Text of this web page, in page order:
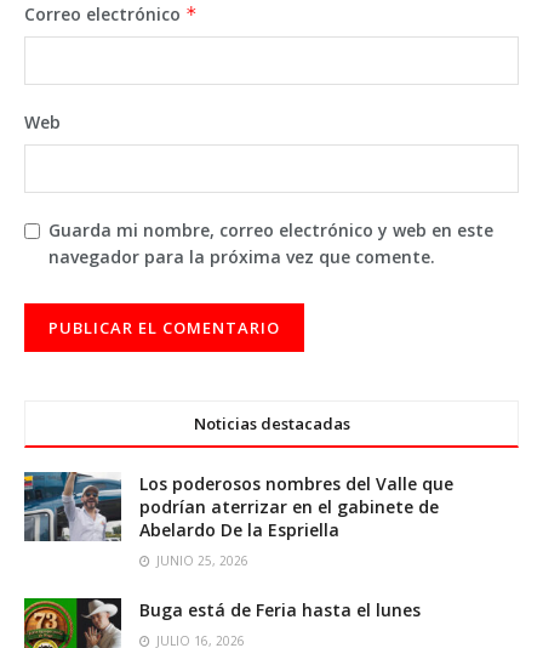
Correo electrónico *
Web
Guarda mi nombre, correo electrónico y web en este
navegador para la próxima vez que comente.
Noticias destacadas
Los poderosos nombres del Valle que
podrían aterrizar en el gabinete de
Abelardo De la Espriella
JUNIO 25, 2026
Buga está de Feria hasta el lunes
JULIO 16, 2026